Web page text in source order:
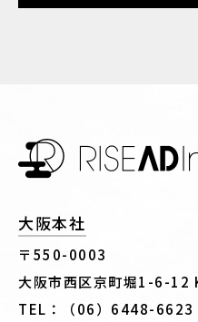
大阪本社
〒550-0003
大阪市西区京町堀1-6-12
TEL：（06）6448-6623